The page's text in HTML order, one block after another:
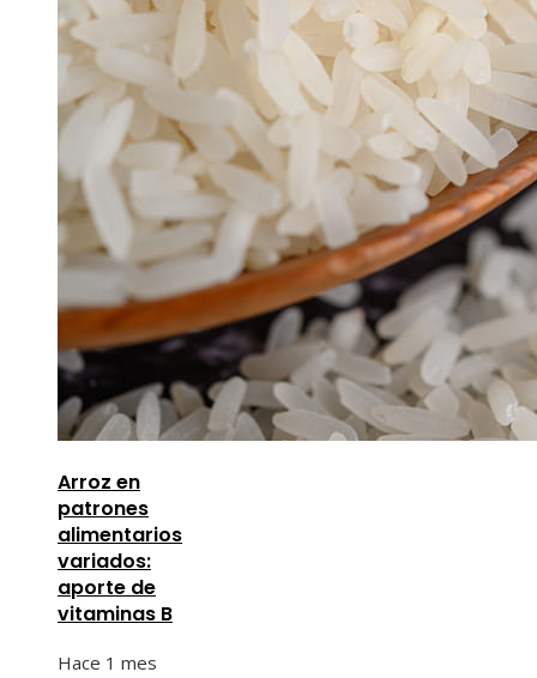
Arroz en
patrones
alimentarios
variados:
aporte de
vitaminas B
Hace 1 mes